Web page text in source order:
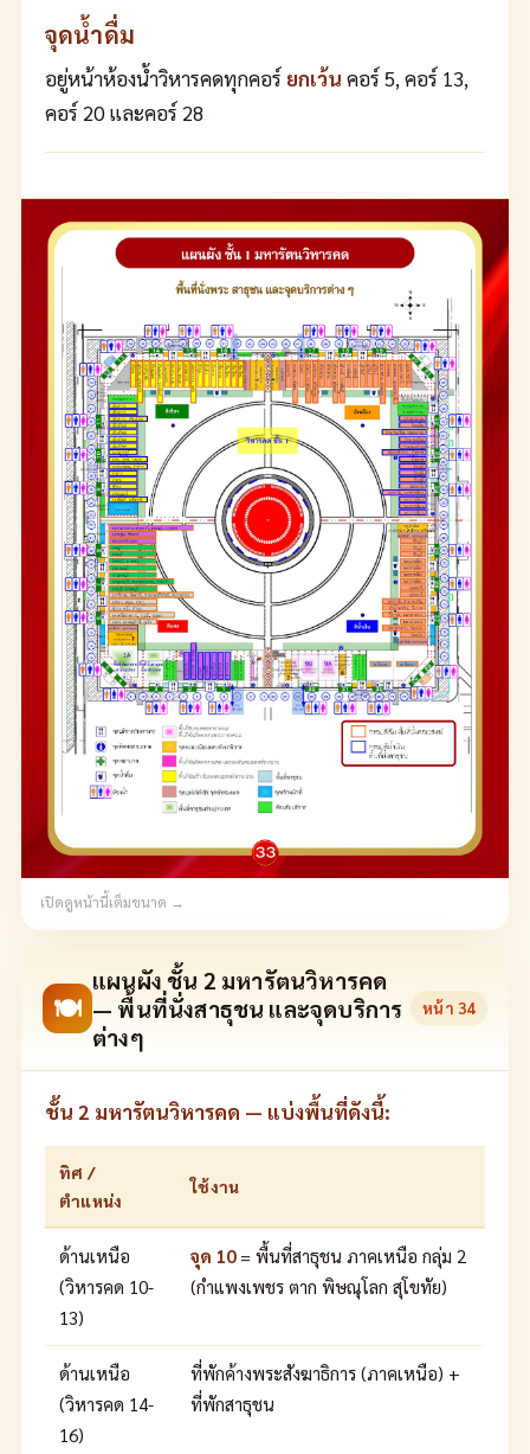
จุดน้ำดื่ม
อยู่หน้าห้องน้ำวิหารคดทุกคอร์ ยกเว้น คอร์ 5, คอร์ 13,
คอร์ 20 และคอร์ 28
เปิดดูหน้านี้เต็มขนาด →
🍽
แผนผัง ชั้น 2 มหารัตนวิหารคด
— พื้นที่นั่งสาธุชน และจุดบริการ
ต่างๆ
หน้า 34
ชั้น 2 มหารัตนวิหารคด — แบ่งพื้นที่ดังนี้:
ทิศ /
ตำแหน่ง
ใช้งาน
ด้านเหนือ
(วิหารคด 10-
13)
จุด 10= พื้นที่สาธุชน ภาคเหนือ กลุ่ม 2
(กำแพงเพชร ตาก พิษณุโลก สุโขทัย)
ด้านเหนือ
(วิหารคด 14-
16)
ที่พักค้างพระสังฆาธิการ (ภาคเหนือ) +
ที่พักสาธุชน